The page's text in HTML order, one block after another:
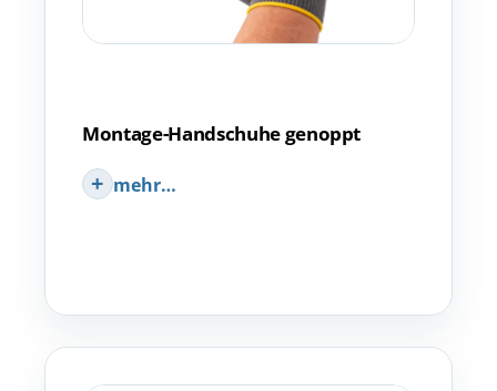
Montage-Handschuhe genoppt
mehr…